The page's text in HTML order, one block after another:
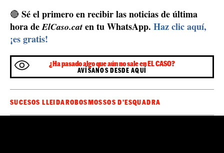
🔴 Sé el primero en recibir las noticias de última
hora deElCaso.cat en tu WhatsApp. Haz clic aquí,
¡es gratis!
¿Ha pasado algo que aún no sale en EL CASO?
AVÍSANOS DESDE AQUÍ
SUCESOS LLEIDAROBOSMOSSOS D'ESQUADRA